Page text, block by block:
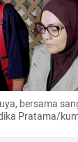
bersama
Pratama/